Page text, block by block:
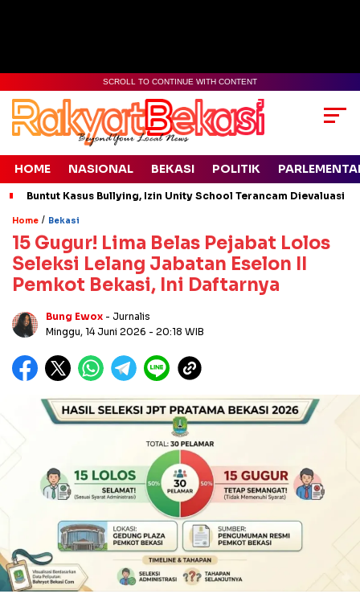
SCROLL TO CONTINUE WITH CONTENT
HOME NASIONAL BEKASI POLITIK
Buntut Kasus Bullying, Izin Unity School Terancam Dievaluasi
Home / Bekasi
15 Gugur! Lima Belas Pejabat Lolos
Seleksi Lelang Jabatan Eselon II
Pemkot Bekasi, Ini Daftarnya
Bung Ewox - Jurnalis
Minggu, 14 Juni 2026 - 20:18 WIB